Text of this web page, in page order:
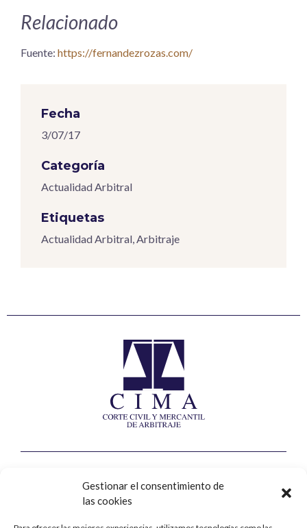
Gestionar el consentimiento de
las cookies
Relacionado
Fuente: https://fernandezrozas.com/
Fecha
3/07/17
Categoría
Actualidad Arbitral
Etiquetas
Actualidad Arbitral,Arbitraje
Corte Civil y Mercantil de Arbitraje